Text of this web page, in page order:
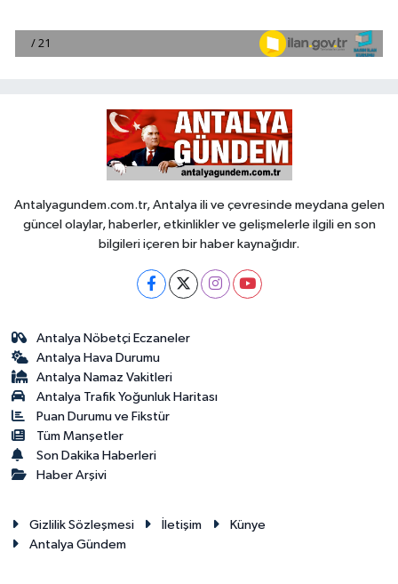
Antalyagundem.com.tr, Antalya ili ve çevresinde meydana gelen
güncel olaylar, haberler, etkinlikler ve gelişmelerle ilgili en son
bilgileri içeren bir haber kaynağıdır.
Antalya Nöbetçi Eczaneler
Antalya Hava Durumu
Antalya Namaz Vakitleri
Antalya Trafik Yoğunluk Haritası
Puan Durumu ve Fikstür
Tüm Manşetler
Son Dakika Haberleri
Haber Arşivi
Gizlilik Sözleşmesi İletişim
Künye
Antalya Gündem